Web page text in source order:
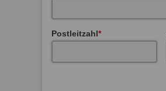
Postleitzahl